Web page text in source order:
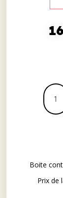
Boite
Prix de